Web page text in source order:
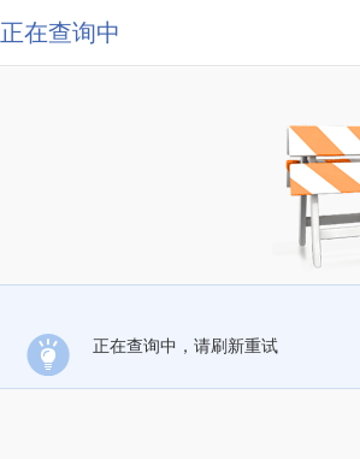
正在查询中
正在查询中，请刷新重试